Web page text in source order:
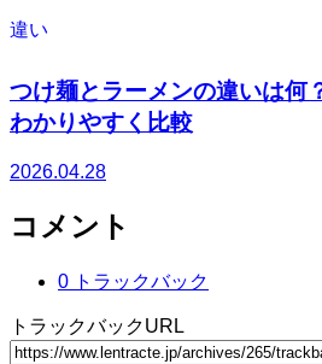
違い
つけ麺とラーメンの違いは何
わかりやすく比較
2026.04.28
コメント
0 トラックバック
トラックバックURL